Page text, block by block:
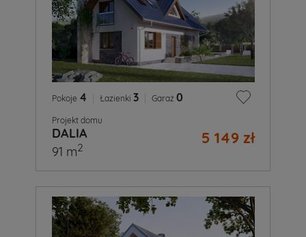
Pokoje 4 Łazienki 3 Garaż 0
Projekt domu
DALIA 5 149 zł
91 m2